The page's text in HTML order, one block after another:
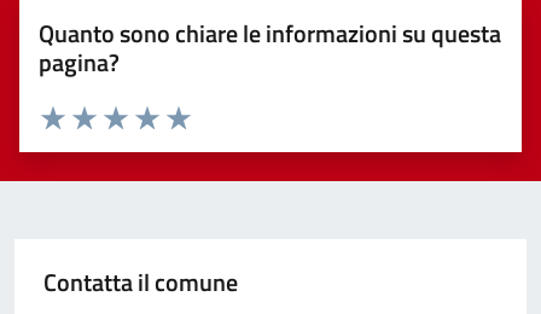
Quanto sono chiare le informazioni su questa
pagina?
Valuta 5 stelle su 5
Valuta 4 stelle su 5
Valuta 3 stelle su 5
Valuta 2 stelle su 5
Valuta 1 stelle su 5
Contatta il comune